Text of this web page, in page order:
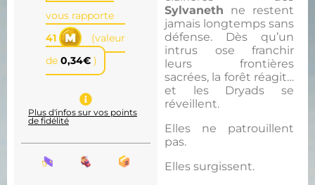
Sylvaneth ne restent
jamais longtemps sans
défense. Dès qu’un
intrus ose franchir
leurs frontières
sacrées, la forêt réagit…
et les Dryads se
réveillent.
Elles ne patrouillent
pas.
Elles surgissent.
vous rapporte
41
(valeur
de 0,34€ )
Plus d'infos sur vos points
de fidélité